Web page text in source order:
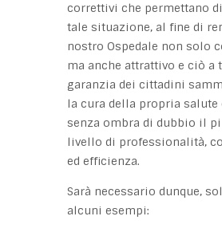
correttivi che permettano
tale situazione, al fine di
nostro Ospedale non solo
ma anche attrattivo e ciò a
garanzia dei cittadini
la cura della propria salute
senza ombra di dubbio il
livello di professionalità,
ed efficienza.
Sarà necessario dunque,
alcuni esempi: